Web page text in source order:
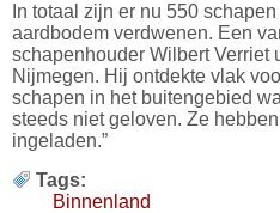
In totaal zijn er nu 550
aardbodem verdwenen. Een
schapenhouder Wilbert Verriet
Nijmegen. Hij ontdekte vlak
schapen in het buitengebied
steeds niet geloven. Ze
ingeladen.”
Tags:
Binnenland